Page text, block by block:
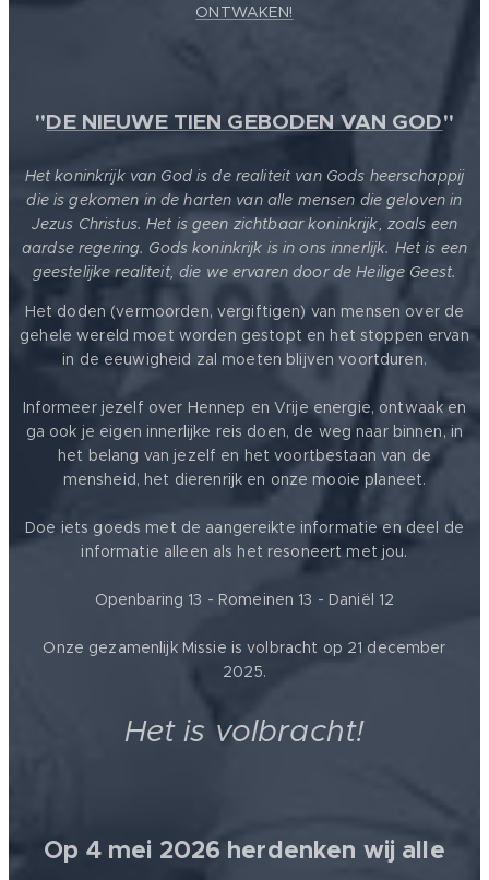
ONTWAKEN!
"DE NIEUWE TIEN GEBODEN VAN GOD"
Het koninkrijk van God is de realiteit van Gods heerschappij
die is gekomen in de harten van alle mensen die geloven in
Jezus Christus. Het is geen zichtbaar koninkrijk, zoals een
aardse regering. Gods koninkrijk is in ons innerlijk. Het is een
geestelijke realiteit, die we ervaren door de Heilige Geest.
Het doden (vermoorden, vergiftigen) van mensen over de
gehele wereld moet worden gestopt en het stoppen ervan
in de eeuwigheid zal moeten blijven voortduren.
Informeer jezelf over Hennep en Vrije energie, ontwaak en
ga ook je eigen innerlijke reis doen, de weg naar binnen, in
het belang van jezelf en het voortbestaan van de
mensheid, het dierenrijk en onze mooie planeet.
Doe iets goeds met de aangereikte informatie en deel de
informatie alleen als het resoneert met jou.
Openbaring 13 - Romeinen 13 - Daniël 12
Onze gezamenlijk Missie is volbracht op 21 december
2025.
Het is volbracht!
Op 4 mei 2026 herdenken wij alle